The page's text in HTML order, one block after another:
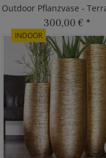
300,00 € *
INDOOR